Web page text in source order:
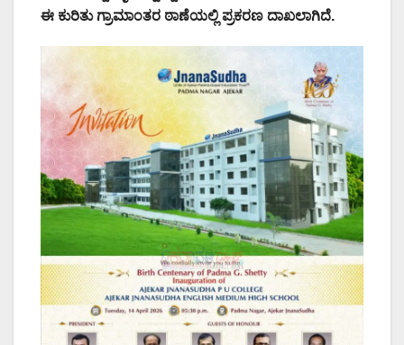
ಈ ಕುರಿತು ಗ್ರಾಮಾಂತರ ಠಾಣೆಯಲ್ಲಿ ಪ್ರಕರಣ ದಾಖಲಾಗಿದೆ.